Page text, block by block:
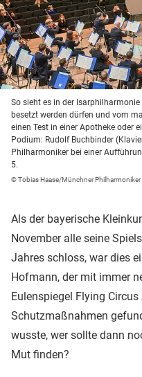
So sieht es in der
besetzt werden dürfen und vom
einen Test in einer Apotheke oder
Podium: Rudolf Buchbinder
Philharmoniker bei einer
5.
© Tobias Haase/Münchner Philharmoniker
Als der bayerische
November alle seine
Jahres schloss, war dies
Hofmann, der mit immer
Eulenspiegel Flying
Schutzmaßnahmen
wusste, wer sollte dann
Mut finden?